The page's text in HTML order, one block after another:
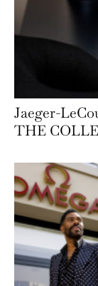
Jaeger-
THE